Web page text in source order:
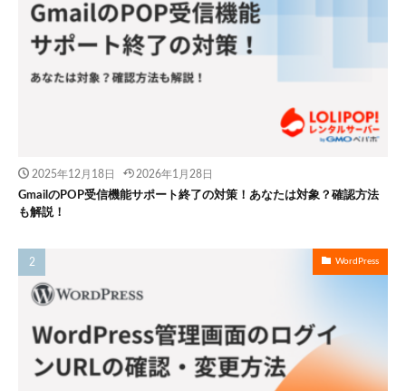
2025年12月18日 2026年1月28日
GmailのPOP受信機能サポート終了の対策！あなたは対象？確認方法
も解説！
WordPress